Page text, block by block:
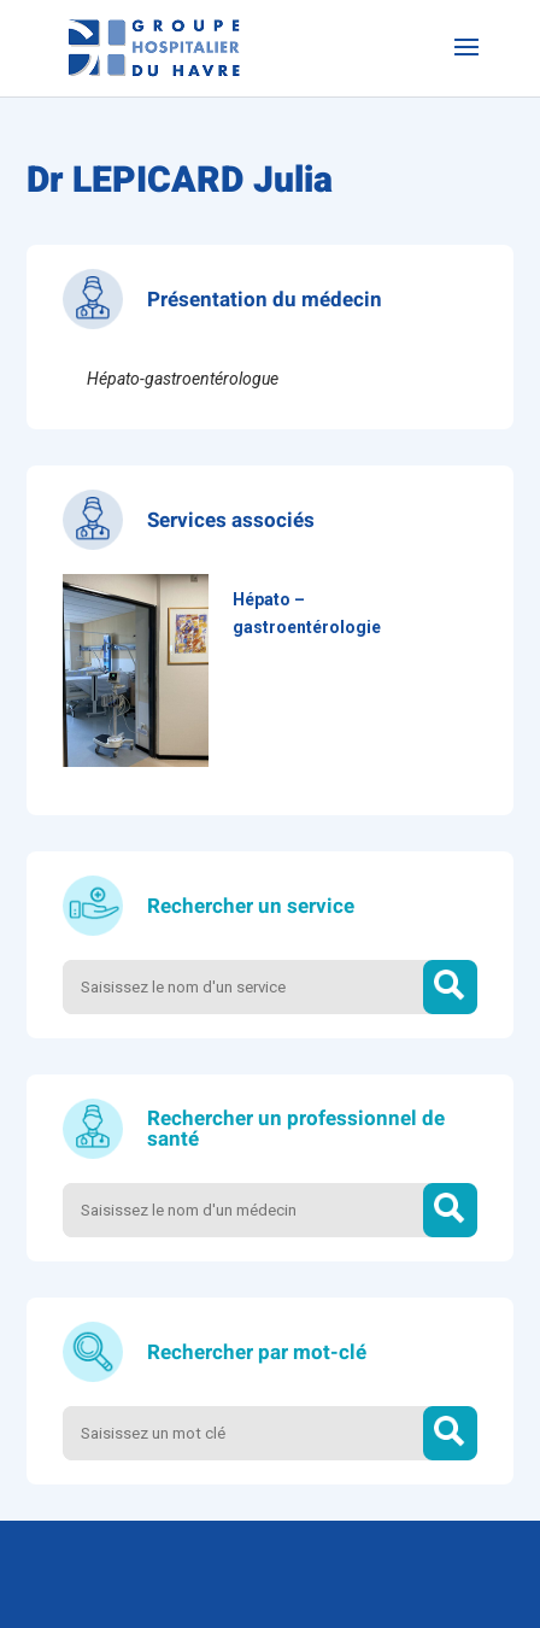
Dr LEPICARD Julia
Présentation du médecin
Hépato-gastroentérologue
Services associés
Hépato –
gastroentérologie
Rechercher un service
Rechercher un professionnel de
santé
Rechercher par mot-clé